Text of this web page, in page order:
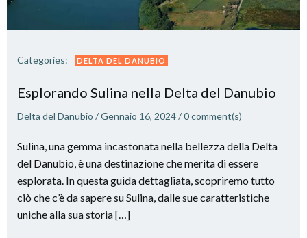
Categories: DELTA DEL DANUBIO
Esplorando Sulina nella Delta del Danubio
Delta del Danubio /Gennaio 16, 2024/0comment(s)
Sulina, una gemma incastonata nella bellezza della Delta
del Danubio, è una destinazione che merita di essere
esplorata. In questa guida dettagliata, scopriremo tutto
ciò che c’è da sapere su Sulina, dalle sue caratteristiche
uniche alla sua storia […]